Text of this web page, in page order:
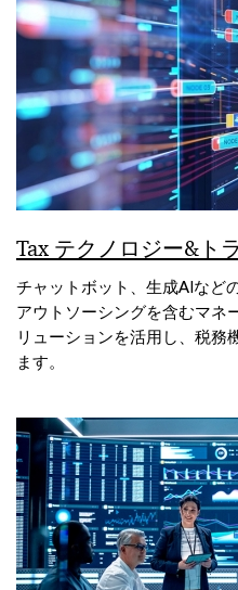
Tax テクノロジー&ト
チャットボット、生成AIなど
アウトソーシングを含むマネ
リューションを活用し、税務
ます。